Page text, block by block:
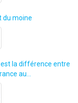
du moine
est la différence entre
au…